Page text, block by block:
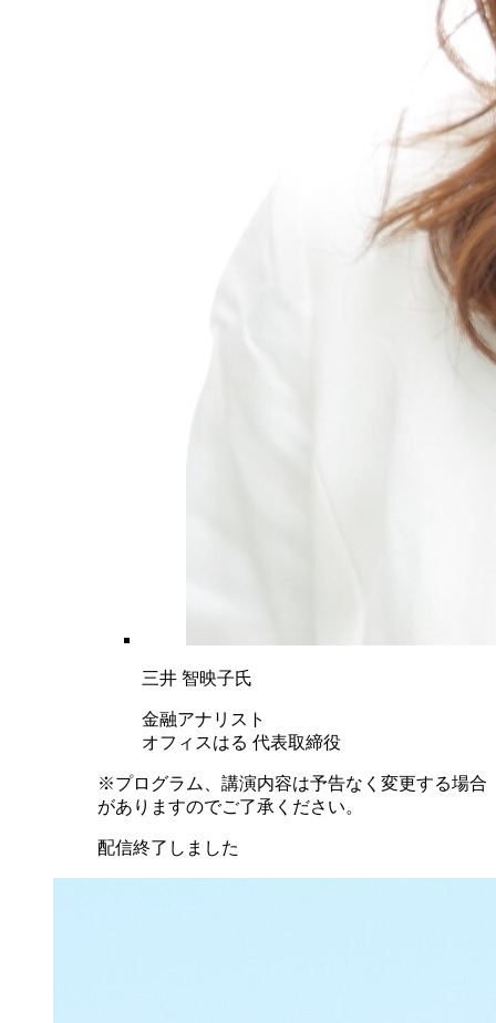
三井 智映子氏
金融アナリスト
オフィスはる 代表取締役
※プログラム、講演内容は予告なく変更する場合
がありますのでご了承ください。
配信終了しました